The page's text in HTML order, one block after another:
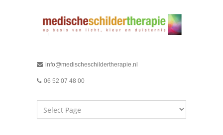
info@medischeschildertherapie.nl
06 52 07 48 00